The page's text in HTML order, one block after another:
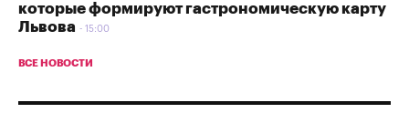
которые формируют гастрономическую карту
Львова
15:00
ВСЕ НОВОСТИ